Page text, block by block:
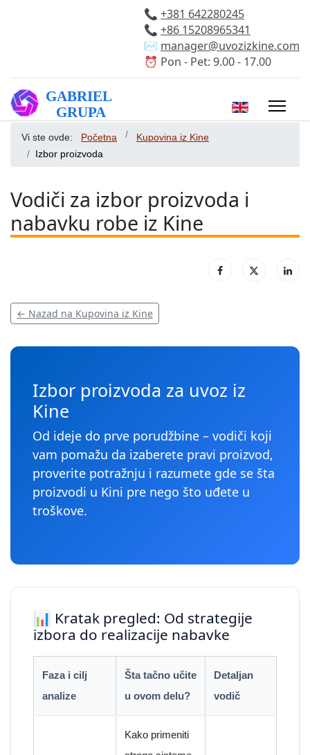
📞 +381 642280245
📞 +86 15208965341
✉️ manager@uvozizkine.com
⏰ Pon - Pet: 9.00 - 17.00
Izaberite vaš
Vi ste ovde: Početna
Kupovina iz Kine
Izbor proizvoda
Vodiči za izbor proizvoda i
nabavku robe iz Kine
← Nazad na Kupovina iz Kine
Izbor proizvoda za uvoz iz
Kine
Od ideje do prve porudžbine – vodiči koji
vam pomažu da izaberete pravi proizvod,
proverite potražnju i razumete gde se šta
proizvodi u Kini pre nego što uđete u
troškove.
📊 Kratak pregled: Od strategije
izbora do realizacije nabavke
Faza i cilj
analize
Šta tačno učite
u ovom delu?
Detaljan
vodič
Kako primeniti